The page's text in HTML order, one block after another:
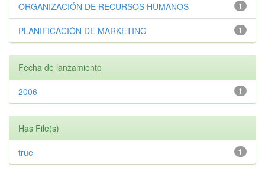
1
ORGANIZACIÓN DE RECURSOS HUMANOS
1
PLANIFICACIÓN DE MARKETING
Fecha de lanzamiento
1
2006
Has File(s)
1
true